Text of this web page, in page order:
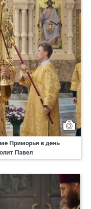
Приморья в день
Павел